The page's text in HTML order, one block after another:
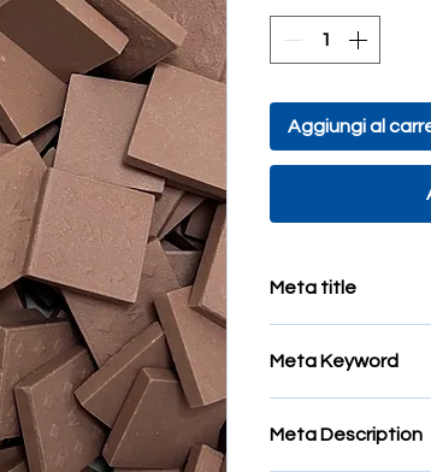
Aggiungi al
Meta title
restauro palazzi e
Meta Keyword
Meta Description